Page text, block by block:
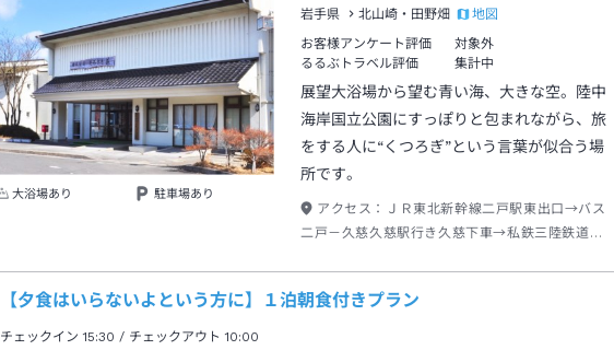
大浴場あり 駐車場あり
岩手県 北山崎・田野畑
地図
お客様アンケート評価
対象外
るるぶトラベル評価
集計中
展望大浴場から望む青い海、大きな空。陸中
海岸国立公園にすっぽりと包まれながら、旅
をする人に“くつろぎ”という言葉が似合う場
所です。
アクセス：
ＪＲ東北新幹線二戸駅東出口→バス
二戸－久慈久慈駅行き久慈下車→私鉄三陸鉄道北
約１０分
【夕食はいらないよという方に】１泊朝食付きプラン
チェックイン15:30 / チェックアウト 10:00